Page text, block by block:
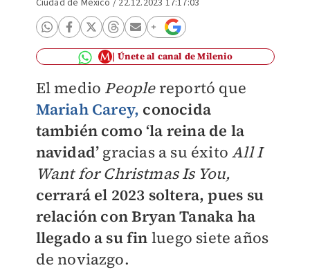
Ciudad de México / 22.12.2023 17:17:03
Únete al canal de Milenio
El medio Peoplereportó que
Mariah Carey, conocida
también como ‘la reina de la
navidad’ gracias a su éxitoAll I
Want for Christmas Is You,
cerrará el 2023 soltera, pues su
relación con Bryan Tanaka ha
llegado a su fin luego siete años
de noviazgo.